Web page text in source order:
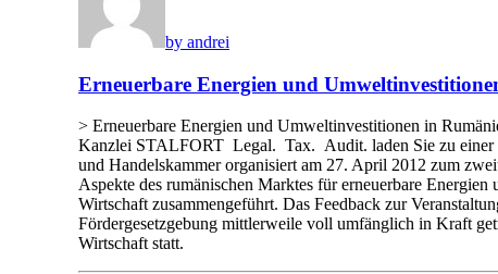
by andrei
Erneuerbare Energien und
> Erneuerbare Energien und Umweltinvestitionen in
Kanzlei STALFORT Legal. Tax. Audit. laden Sie zu einer
und Handelskammer organisiert am 27. April 2012 zum
Aspekte des rumänischen Marktes für erneuerbare
Wirtschaft zusammengeführt. Das Feedback zur
Fördergesetzgebung mittlerweile voll umfänglich in Kraft
Wirtschaft statt.